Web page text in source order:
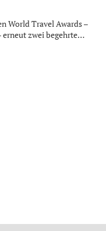
World Travel Awards –
erneut zwei begehrte…